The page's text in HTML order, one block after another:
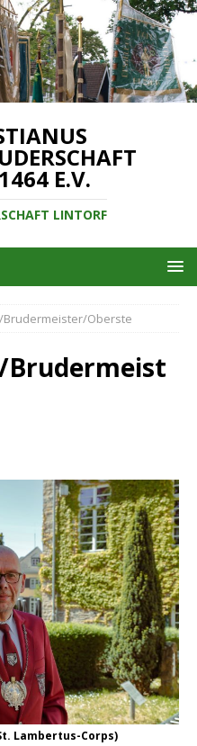
E.V.
LINTORF
Oberste
Brudermeist
Lambertus-Corps)